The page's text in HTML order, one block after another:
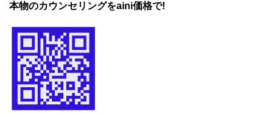
本物のカウンセリングをaini価格で!